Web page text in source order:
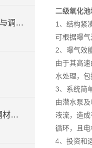
细格栅除污机的安装前准备与调试工作
潜水搅拌机304和316不锈钢材质的区别
二级氧化
1、结构紧
可根据曝
2、曝气效
由于其高
水处理，
3、系统简
由潜水泵
液流，造
循环，且
4、投资和